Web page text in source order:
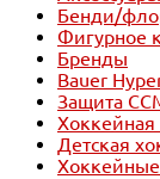
Бенди/
Фигурное
Бренды
Bauer
Защита
Хоккейная
Детская